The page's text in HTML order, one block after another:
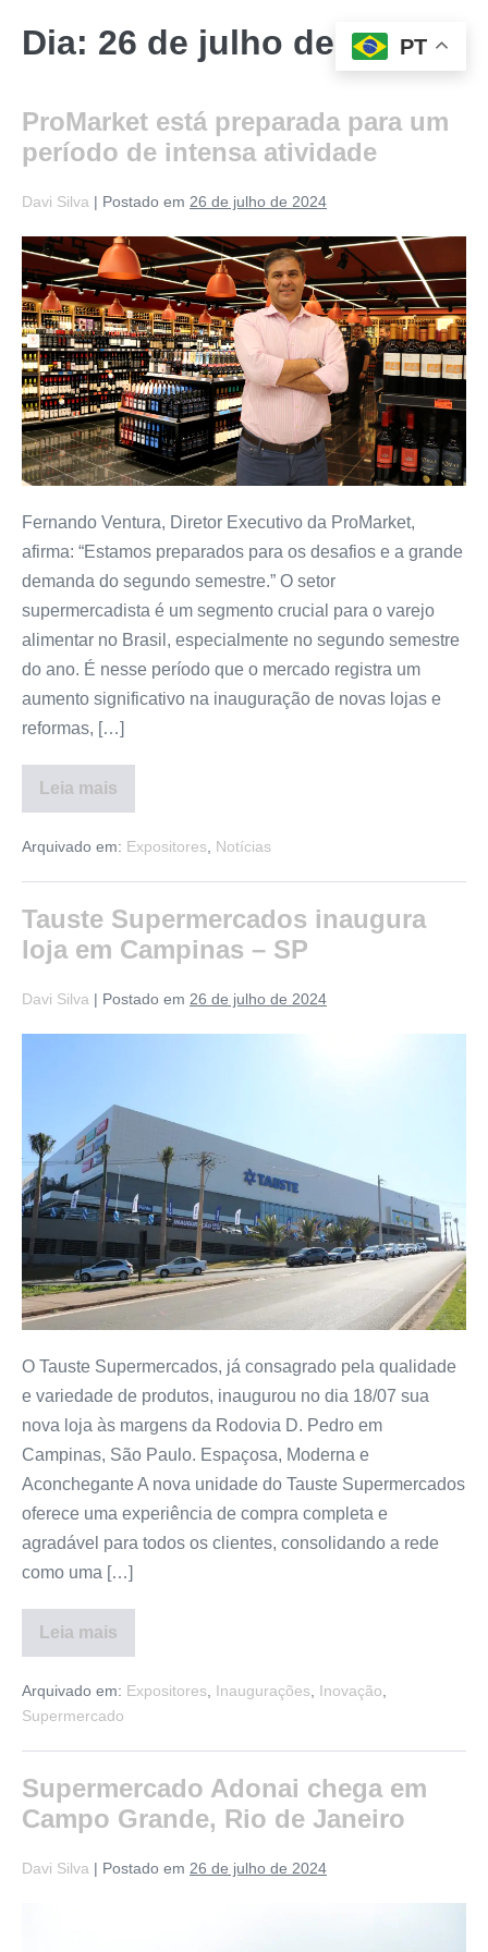
Dia: 26 de julho de 2024
ProMarket está preparada para um
período de intensa atividade
Davi Silva | Postado em 26 de julho de 2024
Fernando Ventura, Diretor Executivo da ProMarket,
afirma: “Estamos preparados para os desafios e a grande
demanda do segundo semestre.” O setor
supermercadista é um segmento crucial para o varejo
alimentar no Brasil, especialmente no segundo semestre
do ano. É nesse período que o mercado registra um
aumento significativo na inauguração de novas lojas e
reformas, […]
Leia mais
Arquivado em: Expositores, Notícias
Tauste Supermercados inaugura
loja em Campinas – SP
Davi Silva | Postado em 26 de julho de 2024
O Tauste Supermercados, já consagrado pela qualidade
e variedade de produtos, inaugurou no dia 18/07 sua
nova loja às margens da Rodovia D. Pedro em
Campinas, São Paulo. Espaçosa, Moderna e
Aconchegante A nova unidade do Tauste Supermercados
oferece uma experiência de compra completa e
agradável para todos os clientes, consolidando a rede
como uma […]
Leia mais
Arquivado em: Expositores, Inaugurações, Inovação,
Supermercado
Supermercado Adonai chega em
Campo Grande, Rio de Janeiro
Davi Silva | Postado em 26 de julho de 2024
PT